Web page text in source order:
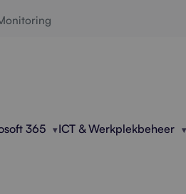
365 ICT & Werkplekbeheer